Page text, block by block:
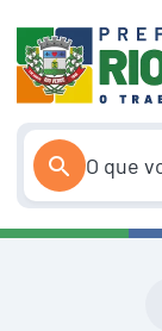
conteúdo